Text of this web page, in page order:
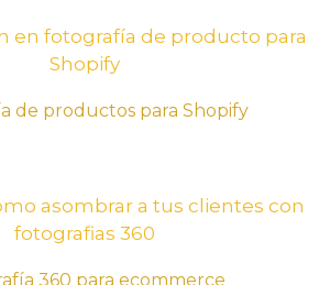
de productos para Shopify
360 para ecommerce